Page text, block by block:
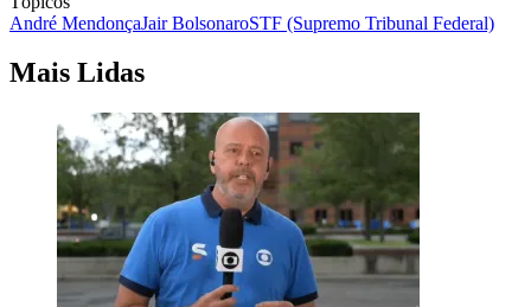
André MendonçaJair BolsonaroSTF (Supremo Tribunal Federal)
Mais Lidas